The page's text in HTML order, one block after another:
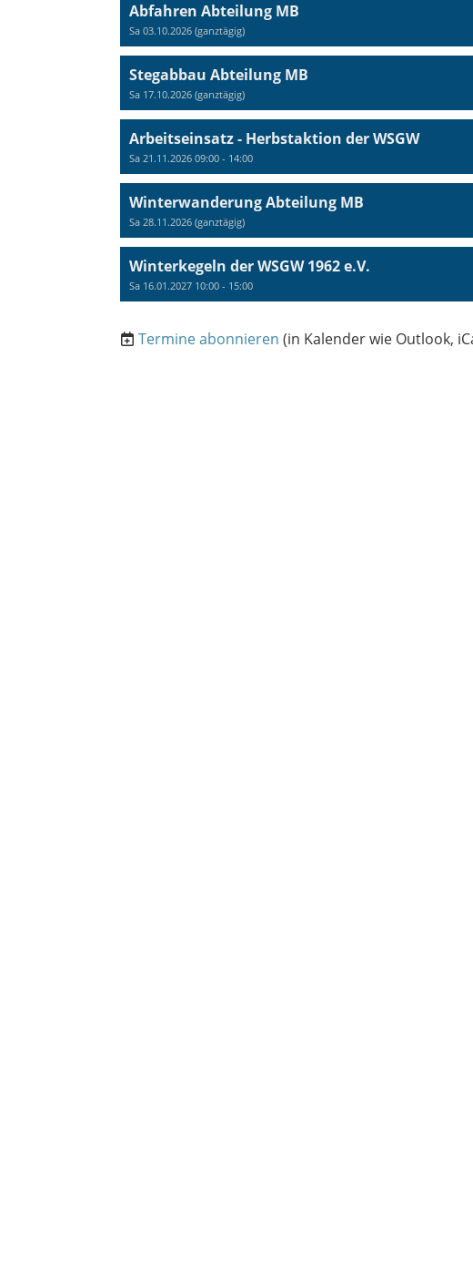
Abfahren Abteilung MB
Sa 03.10.2026 (ganztägig)
Stegabbau Abteilung MB
Sa 17.10.2026 (ganztägig)
Arbeitseinsatz - Herbstaktion der WSGW
Sa 21.11.2026 09:00 - 14:00
Winterwanderung Abteilung MB
Sa 28.11.2026 (ganztägig)
Winterkegeln der WSGW 1962 e.V.
Sa 16.01.2027 10:00 - 15:00
Termine abonnieren (in Kalender wie Outlook,